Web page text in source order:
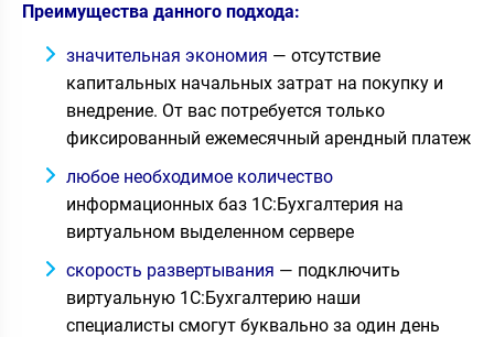
Преимущества данного подхода:
значительная экономия — отсутствие
капитальных начальных затрат на покупку и
внедрение. От вас потребуется только
фиксированный ежемесячный арендный платеж
любое необходимое количество
информационных баз 1С:Бухгалтерия на
виртуальном выделенном сервере
скорость развертывания — подключить
виртуальную 1С:Бухгалтерию наши
специалисты смогут буквально за один день